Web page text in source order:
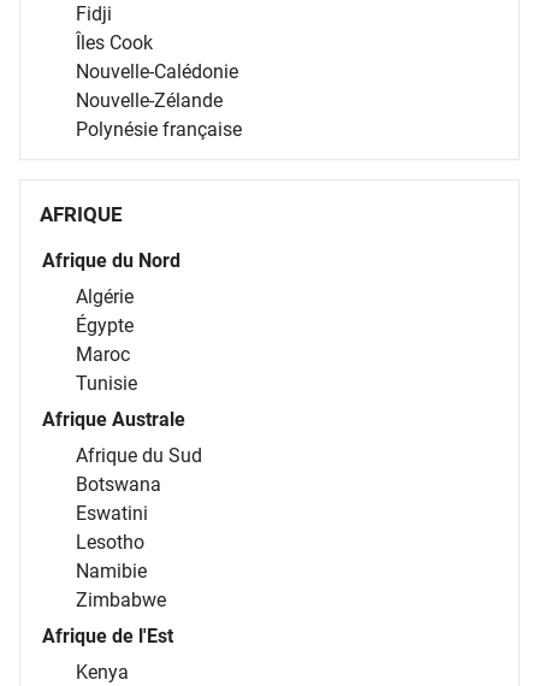
Fidji
Îles Cook
Nouvelle-Calédonie
Nouvelle-Zélande
Polynésie française
AFRIQUE
Afrique du Nord
Algérie
Égypte
Maroc
Tunisie
Afrique Australe
Afrique du Sud
Botswana
Eswatini
Lesotho
Namibie
Zimbabwe
Afrique de l'Est
Kenya